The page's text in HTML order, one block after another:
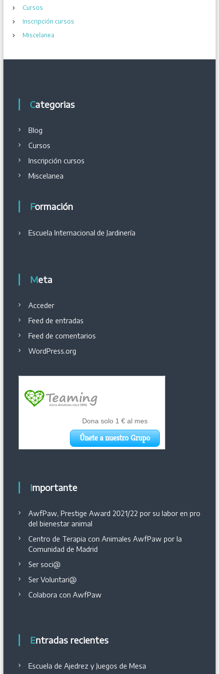
o
Cursos
Inscripción cursos
Miscelanea
Categorias
Blog
Cursos
Inscripción cursos
Miscelanea
Formación
Escuela Internacional de Jardinería
Meta
Acceder
Feed de entradas
Feed de comentarios
WordPress.org
Importante
AwfPaw, Prestige Award 2021/22 por su labor en pro
del bienestar animal
Centro de Terapia con Animales AwfPaw por la
Comunidad de Madrid
Ser soci@
Ser Voluntari@
Colabora con AwfPaw
Entradas recientes
Escuela de Ajedrez y Juegos de Mesa